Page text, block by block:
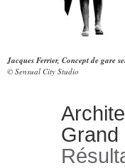
Jacques Ferrier, Concept de gare
© Sensual City Studio
Grand